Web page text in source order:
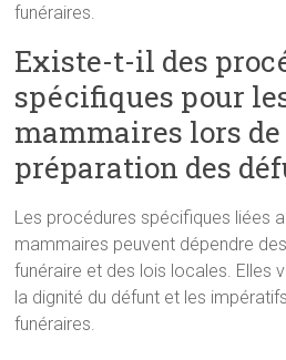
funéraires.
Existe-t-il des
spécifiques pour
mammaires lors
préparation des
Les procédures spécifiques liées
mammaires peuvent dépendre
funéraire et des lois locales. Elles
la dignité du défunt et les
funéraires.